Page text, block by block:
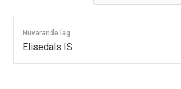
Nuvarande lag
Elisedals IS